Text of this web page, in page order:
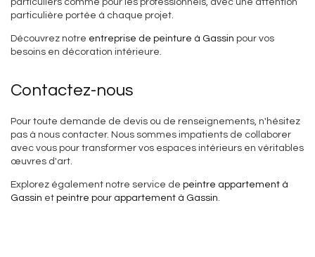
particulière portée à chaque projet.
Découvrez notre entreprise de peinture à Gassin pour vos
besoins en décoration intérieure.
Contactez-nous
Pour toute demande de devis ou de renseignements, n'hésitez
pas à nous contacter. Nous sommes impatients de collaborer
avec vous pour transformer vos espaces intérieurs en véritables
œuvres d'art.
Explorez également notre service de peintre appartement à
Gassin et peintre pour appartement à Gassin